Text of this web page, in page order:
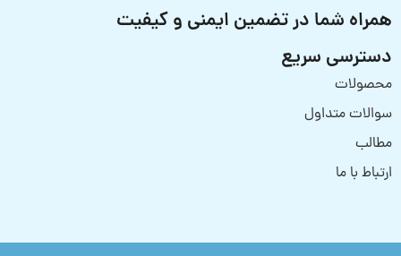
همراه شما در تضمین ایمنی و کیفیت
دسترسی سریع
محصولات
سوالات متداول
مطالب
ارتباط با ما